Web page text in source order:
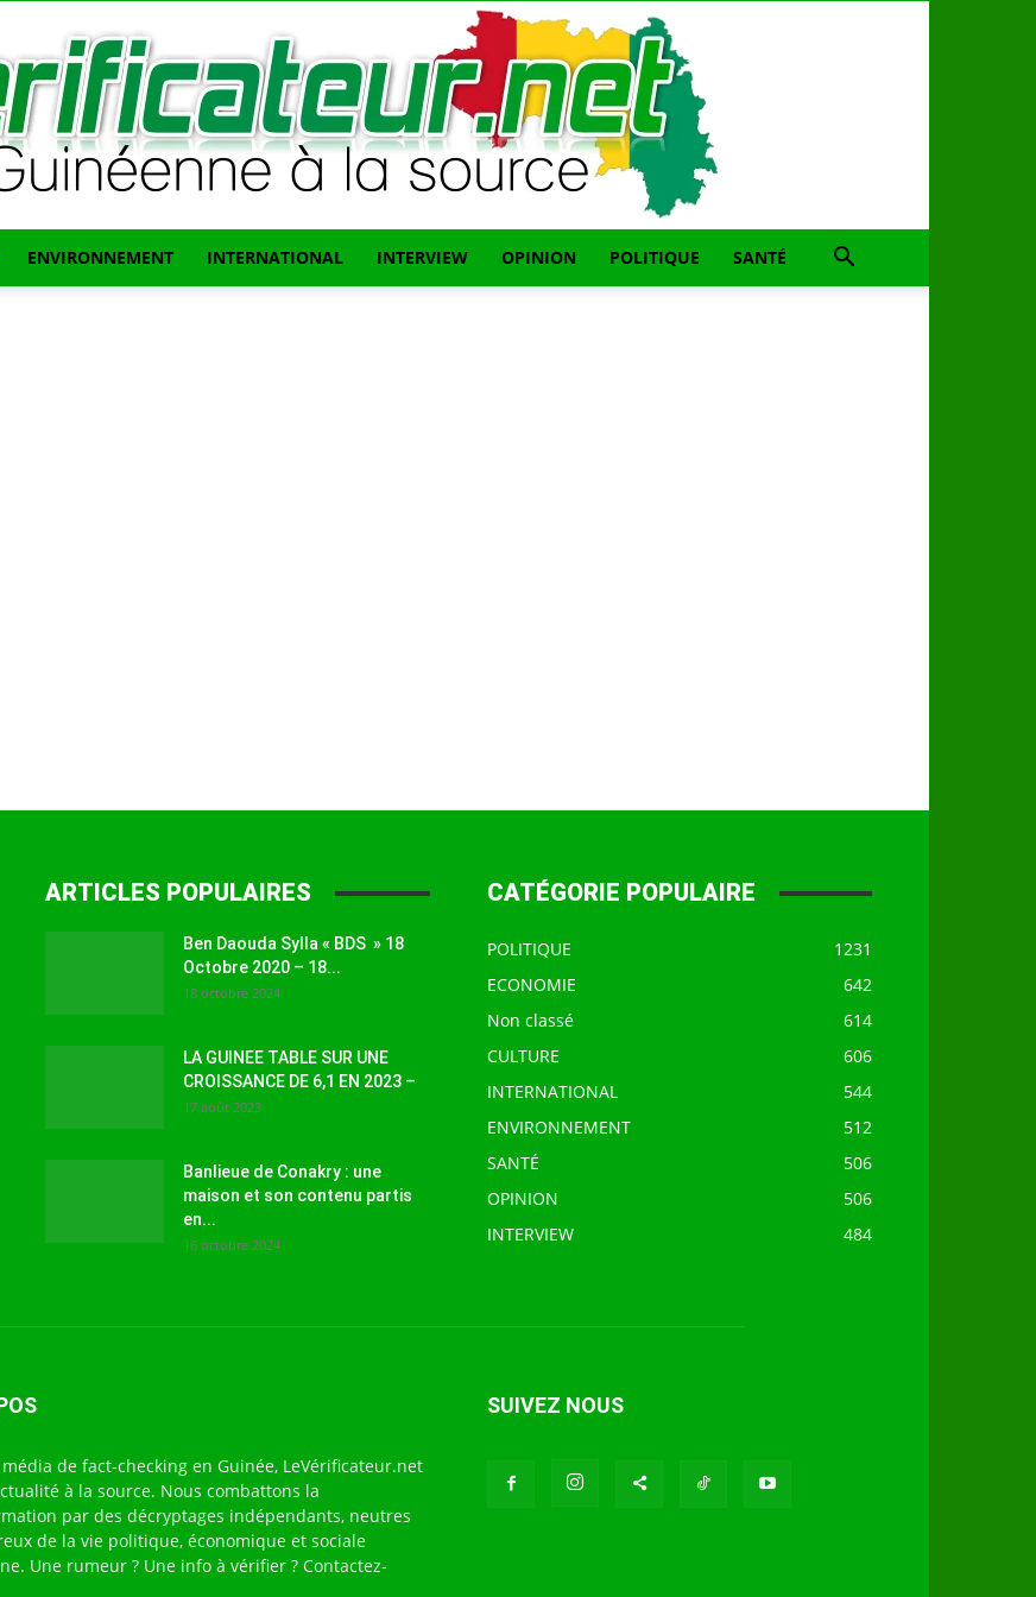
ENVIRONNEMENT INTERNATIONAL INTERVIEW OPINION POLITIQUE SANTÉ
ARTICLES POPULAIRES
Ben Daouda Sylla « BDS » 18
Octobre 2020 – 18...
18 octobre 2024
LA GUINEE TABLE SUR UNE
CROISSANCE DE 6,1 EN 2023 –
17 août 2023
Banlieue de Conakry : une
maison et son contenu partis
en...
16 octobre 2024
CATÉGORIE POPULAIRE
POLITIQUE
1231
ECONOMIE
642
Non classé
614
CULTURE
606
INTERNATIONAL
544
ENVIRONNEMENT
512
SANTÉ
506
OPINION
506
INTERVIEW
484
de fact-checking en Guinée, LeVérificateur.net
à la source. Nous combattons la
par des décryptages indépendants, neutres
de la vie politique, économique et sociale
Une rumeur ? Une info à vérifier ? Contactez-
SUIVEZ NOUS